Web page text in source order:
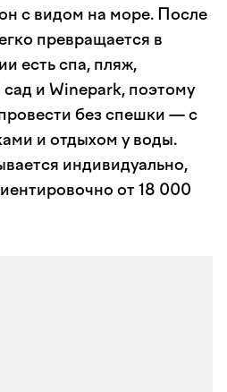
с видом на море. После
превращается в
есть спа, пляж,
и Winepark, поэтому
без спешки — с
и отдыхом у воды.
индивидуально,
от 18 000